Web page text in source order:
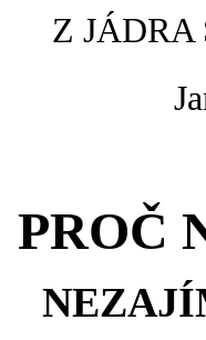
Z JÁDRA
PROČ